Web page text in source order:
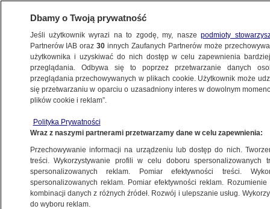
WARSZAWA
KOMUNIKACJA
w dwóch pętlach
8.12.2025, 21:25
Udostępnij
Dbamy o Twoją prywatność
Jeśli użytkownik wyrazi na to zgodę, my, naszepodmioty
Partnerów IAB oraz30 innych Zaufanych Partnerów może
użytkownika i uzyskiwać do nich dostęp w celu zapewnienia
przeglądania. Odbywa się to poprzez przetwarzanie danych
przeglądania przechowywanych w plikach cookie. Użytkownik może
się przetwarzaniu w oparciu o uzasadniony interes w dowolnym
plików cookie i reklam”.
Polityka Prywatności
Wraz z naszymi partnerami przetwarzamy dane w celu zapewnienia:
Przechowywanie informacji na urządzeniu lub dostęp do nich.
treści. Wykorzystywanie profili w celu doboru spersonalizowanych
spersonalizowanych reklam. Pomiar efektywności treści.
spersonalizowanych reklam. Pomiar efektywności reklam.
kombinacji danych z różnych źródeł. Rozwój i ulepszanie usług.
do wyboru reklam.